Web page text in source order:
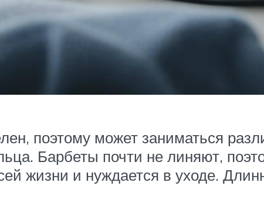
поэтому может заниматься
Барбеты почти не линяют,
жизни и нуждается в уходе.